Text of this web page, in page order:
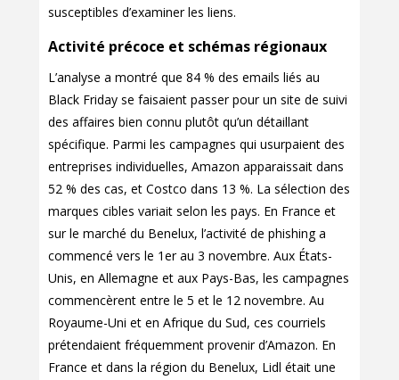
susceptibles d’examiner les liens.
Activité précoce et schémas régionaux
L’analyse a montré que 84 % des emails liés au
Black Friday se faisaient passer pour un site de suivi
des affaires bien connu plutôt qu’un détaillant
spécifique. Parmi les campagnes qui usurpaient des
entreprises individuelles, Amazon apparaissait dans
52 % des cas, et Costco dans 13 %. La sélection des
marques cibles variait selon les pays. En France et
sur le marché du Benelux, l’activité de phishing a
commencé vers le 1er au 3 novembre. Aux États-
Unis, en Allemagne et aux Pays-Bas, les campagnes
commencèrent entre le 5 et le 12 novembre. Au
Royaume-Uni et en Afrique du Sud, ces courriels
prétendaient fréquemment provenir d’Amazon. En
France et dans la région du Benelux, Lidl était une